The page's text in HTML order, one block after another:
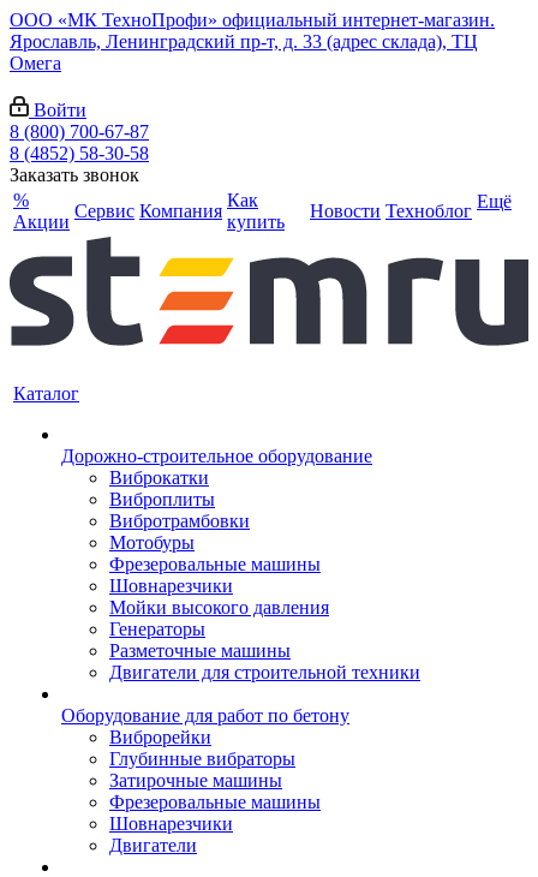
ООО «МК ТехноПрофи» официальный интернет-магазин.
Ярославль, Ленинградский пр-т, д. 33 (адрес склада), ТЦ
Омега
Войти
8 (800) 700-67-87
8 (4852) 58-30-58
Заказать звонок
%
Акции
Сервис Компания
Как
купить
Новости Техноблог Ещё
Каталог
Дорожно-строительное оборудование
Виброкатки
Виброплиты
Вибротрамбовки
Мотобуры
Фрезеровальные машины
Шовнарезчики
Мойки высокого давления
Генераторы
Разметочные машины
Двигатели для строительной техники
Оборудование для работ по бетону
Виброрейки
Глубинные вибраторы
Затирочные машины
Фрезеровальные машины
Шовнарезчики
Двигатели